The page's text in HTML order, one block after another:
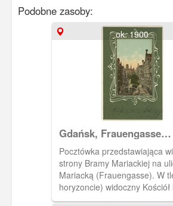
Podobne zasoby:
ok. 1900
Gdańsk, Frauengasse
(Mariacka)
Pocztówka przedstawiająca
strony Bramy Mariackiej na
Mariacką (Frauengasse). W
horyzoncie) widoczny
Kartka w obiegu od 1902